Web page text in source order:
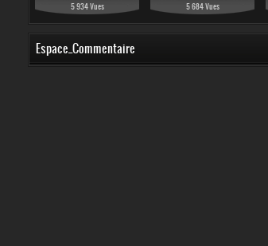
5 934 Vues 5 684 Vues
Espace_Commentaire